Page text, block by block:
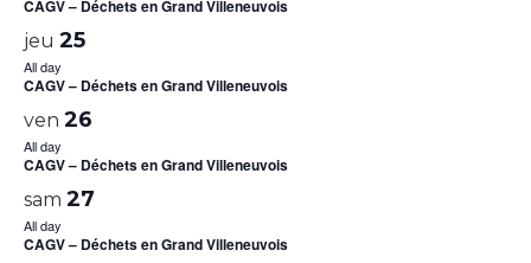
CAGV – Déchets en Grand Villeneuvois
jeu 25
All day
CAGV – Déchets en Grand Villeneuvois
ven 26
All day
CAGV – Déchets en Grand Villeneuvois
sam 27
All day
CAGV – Déchets en Grand Villeneuvois